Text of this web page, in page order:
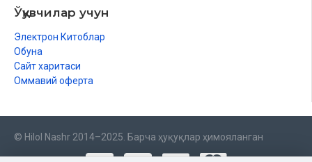
Ўқувчилар учун
Электрон Китоблар
Обуна
Сайт харитаси
Оммавий оферта
© Hilol Nashr 2014–2025. Барча ҳуқуқлар ҳимояланган